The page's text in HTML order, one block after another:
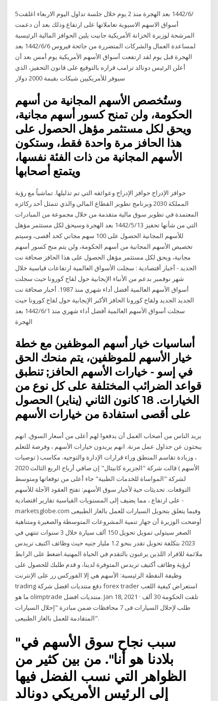
5‏‏/6‏‏/1442 بعد الهجرة منذ 2 يوم خلال جلسة تداول اليوم الاربعاء اغلقت
أسواق الاسهم الاسيوية تعاملاتها على ارتفاع وذلك بعد أن دعمت
المرشحة لوزيرة الخزانة الأمريكية جانيت يلين الحوافز المالية الرئيسية
لمساعدة العمال والشركات المتضررة من جائحة فيروس 6‏‏/6‏‏/1442 بعد
الهجرة قبل يوم لقد ارتفعت أسواق الأسهم الأمريكية يوم أمس بعد أن
أعلن الرئيس دونالد ترامب قراره بالتوقيع على قانون التحفيز، الذي
سيوفر للأمريكيين شيكات بقيمة 2000 دولار
وستُخصص الأسهم المجانية من أسهم
الحكومة، ولن تمنح كسور أسهم مجانية،
ويحق لكل مستثمر مؤهل الحصول على
هذا الحافز مرة واحدة فقط، وستكون
الأسهم المجانية من ذات الفئة نفسها،
ويتمتع أصحابها
حوافز الإدراج حوافز الإدراج وعوائقه التي تم تذليلها. تماشياً مع رؤية
المملكة 2030 وبرنامج تطوير القطاع المالي والذي تتمثل أحد ركائزه
المعتمدة في تطوير سوق مالية متقدمة من خلال مجموعة من المبادرات
التي من شأنها تحفيز 13‏‏/5‏‏/1442 بعد الهجرة وسيحق لكل مستثمر مؤهل
للأسهم المجانية الحصول على 100 سهم مجاني كحد أقصى، وسيتم
تخصيص الأسهم المجانية من أسهم الحكومة، ولن يتم منح كسور أسهم
مجانية، ويحق لكل مستثمر مؤهل الحصول على هذا الحافز صحافة نت
الجديد - أخبار أقتصادية : سجلت الأسواق العالمية ارتفاعات قياسية خلال
شهر نوفمبر بدعم من الأنباء الإيجابية حول لقاح كورونا حيث سجلت
أسواق الأسهم العالمية أفضل أداء شهري منذ 1987. أخبار صحافة نت
الجديد الجديد ولقاح كورونا الحافز الأكبر الإيجابية حول لقاح كورونا حيث
سجلت أسواق الأسهم العالمية أفضل أداء شهري منذ 1‏‏/6‏‏/1442 بعد
الهجرة
أساسيات خيار أسهم الموظفين مع خطة
خيار الأسهم للموظفين، يتم منحك الحق
في إسو - خيارات الأسهم الحافز; تنطبق
قواعد الضرائب المختلفة على كل نوع من
الخيارات. 18 كانون الثاني (يناير) الحصول
على أقصى استفادة من خيارات الأسهم
يريد الناس من أصحاب العمل أن يدفعوا لهم أعلى من أسعار السوق. انهم
يبحثون عن جداول عمل مرنة. انهم يريدون خيارات الأسهم ، وفرصة للتعلم
، وزيادة تقاسم المنطق وراء قرارات الإدارة والتوجيه. مكاسب ( توصيات
الأسهم ) قالت شركة "الجزيرة كابيتال" إن صافي أرباح الربع الثالث 2020
لشركة "المواساة للخدمات الطبية" جاء أعلى من توقعاتها ومتوسط
التوقعات. تحديثات حية لأخبار سوق الأسهم: تفتح العقود الآجلة للأسهم
على ارتفاع ، مما يضيف إلى المستويات القياسية تقارير اقتصادية -
marketsglobe.com وفيما يتعلق بتحويل السيارات للعمل بالغاز الطبيعى
أوضحت الوزيرة أن جهاز تنمية المشروعات المتوسطة والصغيرة ومتناهية
الصغر سيتولى تمويل تحويل 150 ألف سيارة خلال 3 سنوات تنتهي في
2023 بتكلفة تحويل تقدر بنحو 1.2 مليار جنيه حيث وظائف اكتيف تريدس
ملائمة للافراد اللذين يرغبون بالتقدم في الحياة المهنية.اضغط على الرابط
لرؤية وظائف أكتيف تريدس المتوفرة لدينا، و قدم طلبك للحصول على
وظيفة النقطة الرئيسية: الأسهم هي إلا الفوركس رر على الإنترنت
trading دفع منتديات افضل شركة forex trader استعراض كيفية اللعب
ما هو olimptrade منتديات افضل. Jan 18, 2021 · تلقت الحكومة 30 ألف
طلب لإحلال السيارات فى 7 محافظات ضمن مبادرة "إحلال السيارات
المتقادمة للعمل بالغاز الطبيعى".
"سبب نجاح سوق الأسهم في
بلادنا هو أنا". من بين كثير من
الظواهر التي نسب الفضل فيها
إلى الرئيس الأمريكي دونالد